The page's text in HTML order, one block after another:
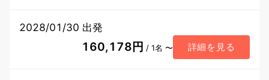
2028/01/30 出発
160,178円 / 1名 〜 詳細を見る